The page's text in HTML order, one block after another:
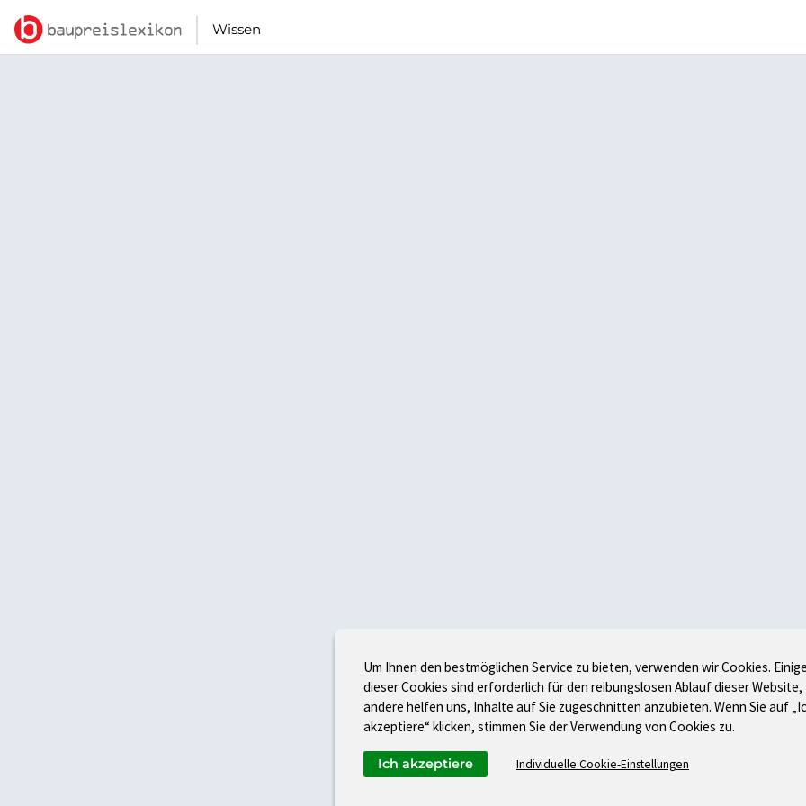
Wissen
Um Ihnen den bestmöglichen Service zu bieten, verwenden wir Cookies.
dieser Cookies sind erforderlich für den reibungslosen Ablauf dieser Website,
andere helfen uns, Inhalte auf Sie zugeschnitten anzubieten. Wenn Sie auf
akzeptiere“ klicken, stimmen Sie der Verwendung von Cookies zu.
Individuelle Cookie-Einstellungen
Ich akzeptiere